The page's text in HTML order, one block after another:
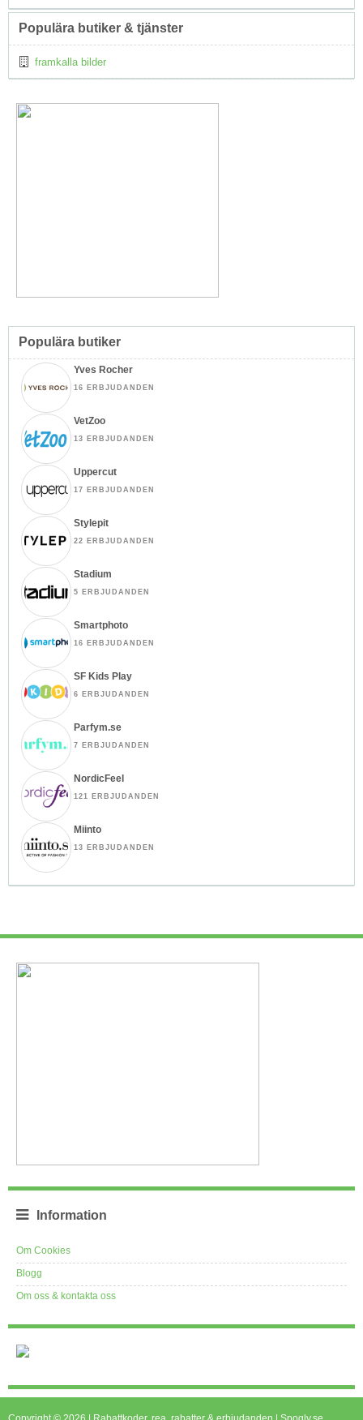
Populära butiker & tjänster
framkalla bilder
Populära butiker
Yves Rocher
16 ERBJUDANDEN
VetZoo
13 ERBJUDANDEN
Uppercut
17 ERBJUDANDEN
Stylepit
22 ERBJUDANDEN
Stadium
5 ERBJUDANDEN
Smartphoto
16 ERBJUDANDEN
SF Kids Play
6 ERBJUDANDEN
Parfym.se
7 ERBJUDANDEN
NordicFeel
121 ERBJUDANDEN
Miinto
13 ERBJUDANDEN
Information
Om Cookies
Blogg
Om oss & kontakta oss